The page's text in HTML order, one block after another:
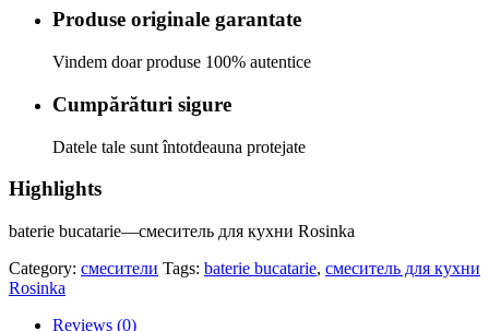
Produse originale garantate
Vindem doar produse 100% autentice
Cumpărături sigure
Datele tale sunt întotdeauna protejate
Highlights
baterie bucatarie—смеситель для кухни Rosinka
Category: смесители Tags: baterie bucatarie, смеситель для кухни
Rosinka
Reviews (0)